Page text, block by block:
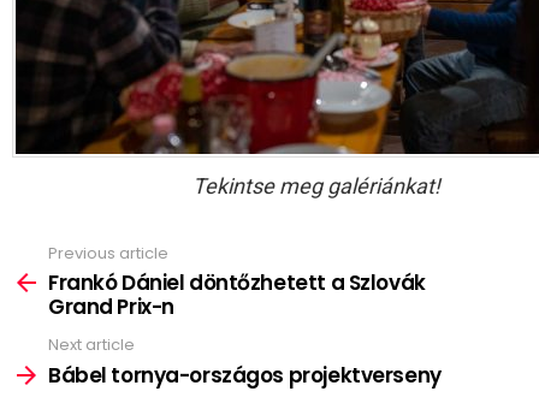
Tekintse meg galériánkat!
more
Previous article
Frankó Dániel döntőzhetett a Szlovák
Grand Prix-n
Next article
Bábel tornya-országos projektverseny